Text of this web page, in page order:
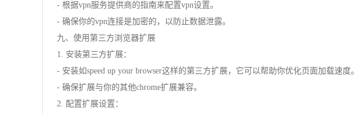
- 根据vpn服务提供商的指南来配置vpn设置。
- 确保你的vpn连接是加密的，以防止数据泄露。
九、使用第三方浏览器扩展
1. 安装第三方扩展：
- 安装如speed up your browser这样的第三方扩展，它可以帮助你优化页面加载速度。
- 确保扩展与你的其他chrome扩展兼容。
2. 配置扩展设置：